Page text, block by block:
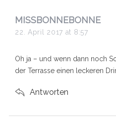
s
a
s
:
MISSBONNEBONNE
22. April 2017 at 8:57
Oh ja – und wenn dann noch
der Terrasse einen leckeren
Antworten